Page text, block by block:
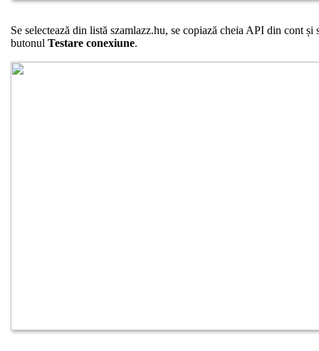
Se selectează din listă szamlazz.hu, se copiază cheia API din cont
butonul Testare conexiune.